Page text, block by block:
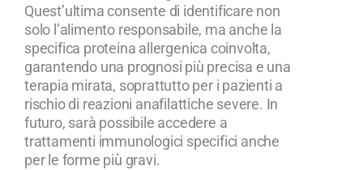
Quest’ultima consente di identificare non
solo l’alimento responsabile, ma anche la
specifica proteina allergenica coinvolta,
garantendo una prognosi più precisa e una
terapia mirata, soprattutto per i pazienti a
rischio di reazioni anafilattiche severe. In
futuro, sarà possibile accedere a
trattamenti immunologici specifici anche
per le forme più gravi.